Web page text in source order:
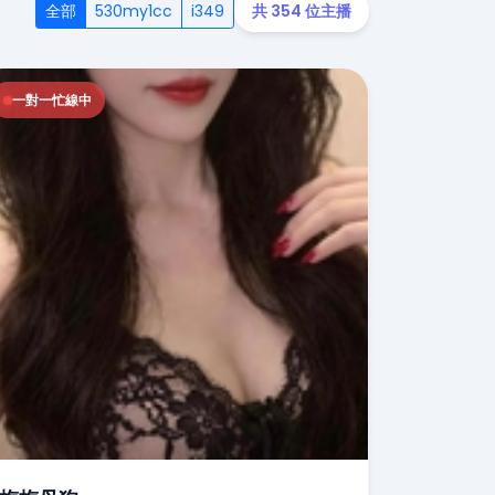
全部 530my1cc i349 共 354 位主播
一對一忙線中